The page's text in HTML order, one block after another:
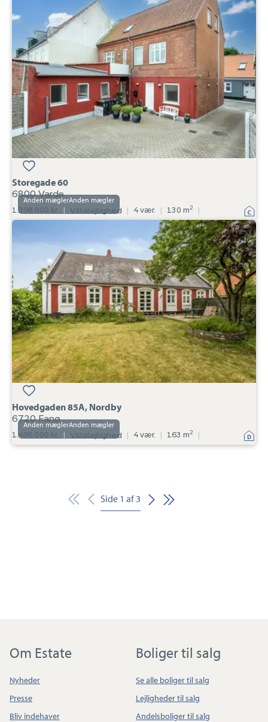
Storegade
6800
Varde
Anden mægler
Storegade 60
6800 Varde
1.398.000 kr. | Villalejlighed | 4 vær. | 130 m2 |
Hovedgaden
6720
Fanø
Anden mægler
Hovedgaden 85A, Nordby
6720 Fanø
1.495.000 kr. | Villalejlighed | 4 vær. | 163 m2 |
Side 1 af3
Om Estate
Nyheder
Presse
Bliv indehaver
Boliger til salg
Se alle boliger til salg
Lejligheder til salg
Andelsboliger til salg